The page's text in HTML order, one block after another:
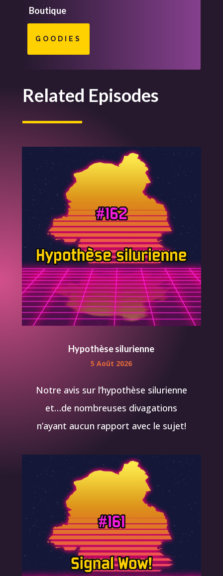
Boutique
GOODIES
Related Episodes
Hypothèse silurienne
5 Août 2026
Notre avis sur l’hypothèse silurienne
et…de nombreuses divagations
n’ayant aucun rapport avec le sujet!